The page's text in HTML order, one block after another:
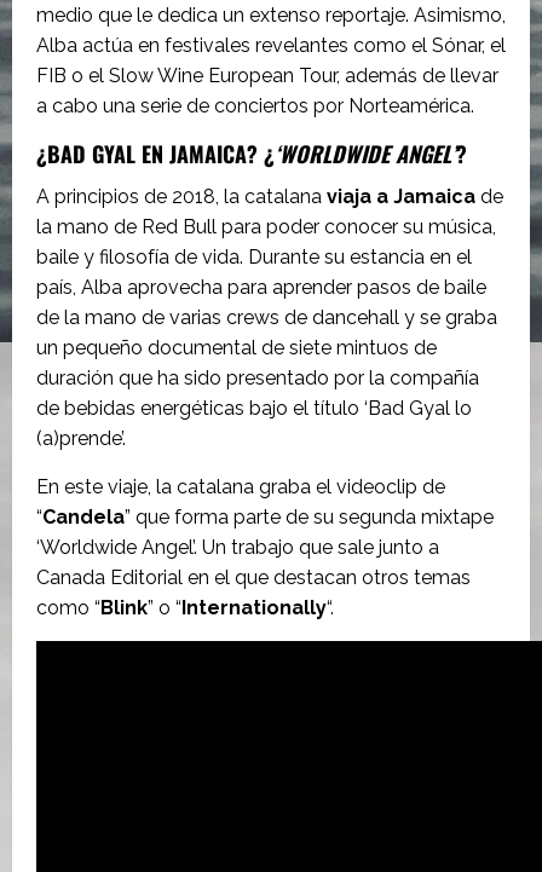
medio que le dedica un extenso reportaje. Asimismo,
Alba actúa en festivales revelantes como el Sónar, el
FIB o el Slow Wine European Tour, además de llevar
a cabo una serie de conciertos por Norteamérica.
¿BAD GYAL EN JAMAICA? ¿‘WORLDWIDE ANGEL’?
A principios de 2018, la catalana viaja a Jamaica de
la mano de Red Bull para poder conocer su música,
baile y filosofía de vida. Durante su estancia en el
país, Alba aprovecha para aprender pasos de baile
de la mano de varias crews de dancehall y se graba
un pequeño documental de siete mintuos de
duración que ha sido presentado por la compañía
de bebidas energéticas bajo el título ‘Bad Gyal lo
(a)prende’.
En este viaje, la catalana graba el videoclip de
“Candela” que forma parte de su segunda mixtape
‘Worldwide Angel’. Un trabajo que sale junto a
Canada Editorial en el que destacan otros temas
como “Blink” o “Internationally“.